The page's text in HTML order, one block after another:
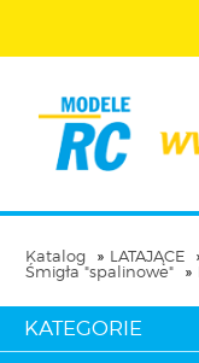
Katalog LATAJĄCE
Śmigła "spalinowe"
KATEGORIE